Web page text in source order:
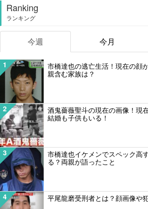
Ranking
ランキング
今週 今月
1
市橋達也の逃亡生活！現在の顔
親含む家族は？
2
酒鬼薔薇聖斗の現在の画像！現
結婚も子供もいる！
3
市橋達也イケメンでスペック高
る？両親が語ったこと
4 平尾龍磨受刑者とは？顔画像や